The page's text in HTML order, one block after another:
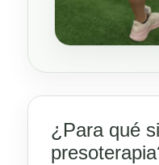
¿Para qué